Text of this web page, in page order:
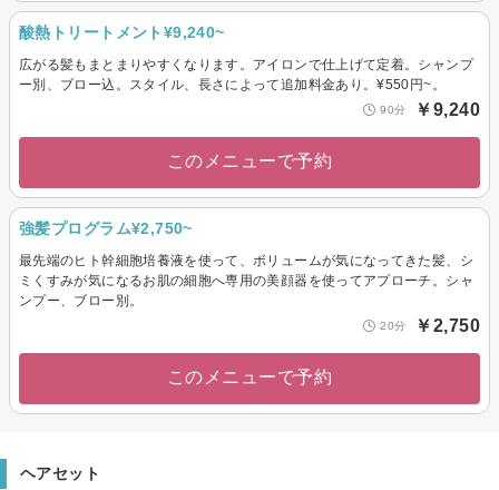
酸熱トリートメント¥9,240~
広がる髪もまとまりやすくなります。アイロンで仕上げて定着。シャンプ
ー別、ブロー込。スタイル、長さによって追加料金あり。¥550円~。
90分 ￥9,240
このメニューで予約
強髪プログラム¥2,750~
最先端のヒト幹細胞培養液を使って、ボリュームが気になってきた髪、シ
ミくすみが気になるお肌の細胞へ専用の美顔器を使ってアプローチ。シャ
ンプー、ブロー別。
20分 ￥2,750
このメニューで予約
ヘアセット